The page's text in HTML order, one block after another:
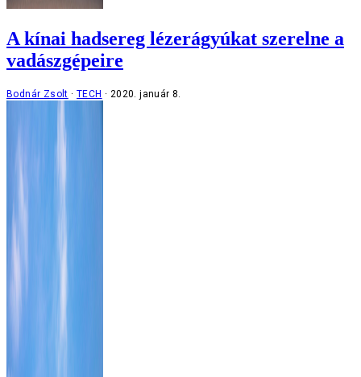
A kínai hadsereg lézerágyúkat szerelne a
vadászgépeire
Bodnár Zsolt TECH 2020. január 8.